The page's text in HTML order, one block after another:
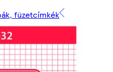
füzetcímkék